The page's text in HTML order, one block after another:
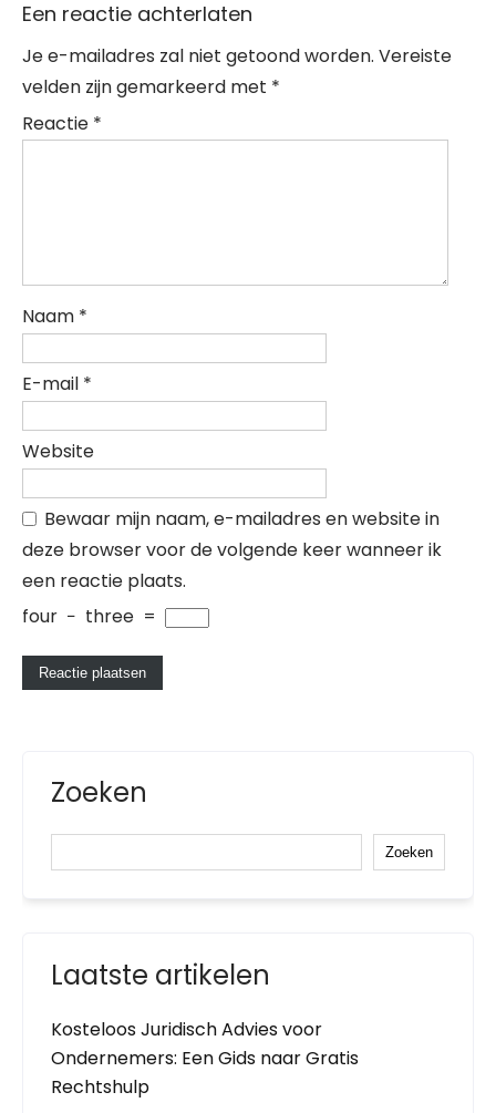
Een reactie achterlaten
Je e-mailadres zal niet getoond worden. Vereiste
velden zijn gemarkeerd met *
Reactie *
Naam *
E-mail *
Website
Bewaar mijn naam, e-mailadres en website in
deze browser voor de volgende keer wanneer ik
een reactie plaats.
four − three =
Zoeken
Zoeken
Laatste artikelen
Kosteloos Juridisch Advies voor
Ondernemers: Een Gids naar Gratis
Rechtshulp